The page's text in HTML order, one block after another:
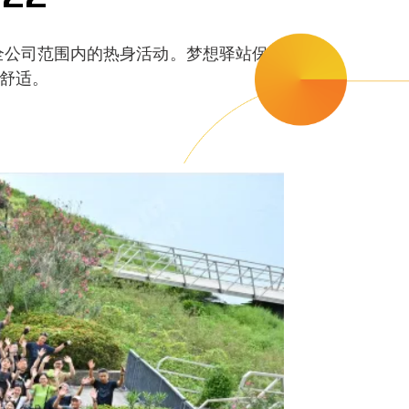
司范围内的热身活动。梦想驿站保障了演
适。​